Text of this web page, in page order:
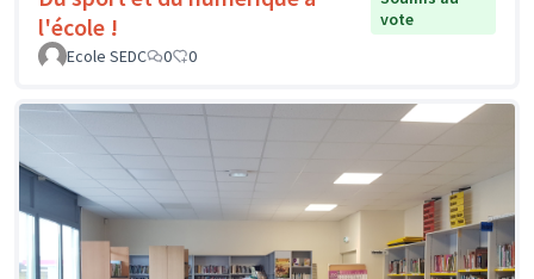
l'école !
vote
Ecole SEDC
0 0